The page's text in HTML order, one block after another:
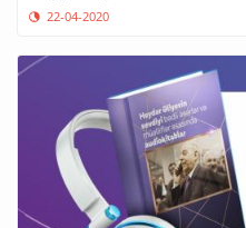
22-04-2020